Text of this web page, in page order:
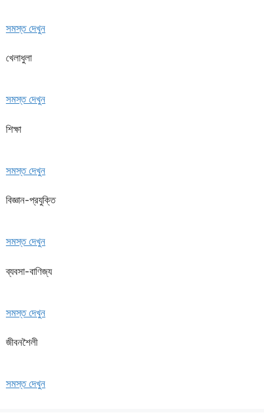
সমস্ত দেখুন
খেলাধুলা
সমস্ত দেখুন
শিক্ষা
সমস্ত দেখুন
বিজ্ঞান-প্রযুক্তি
সমস্ত দেখুন
ব্যবসা-বাণিজ্য
সমস্ত দেখুন
জীবনশৈলী
সমস্ত দেখুন